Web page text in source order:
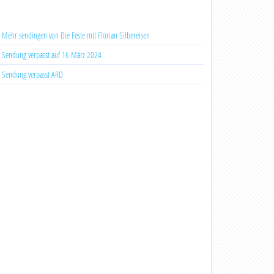
Mehr sendingen von Die Feste mit Florian Silbereisen
Sendung verpasst auf 16 März 2024
Sendung verpasst ARD